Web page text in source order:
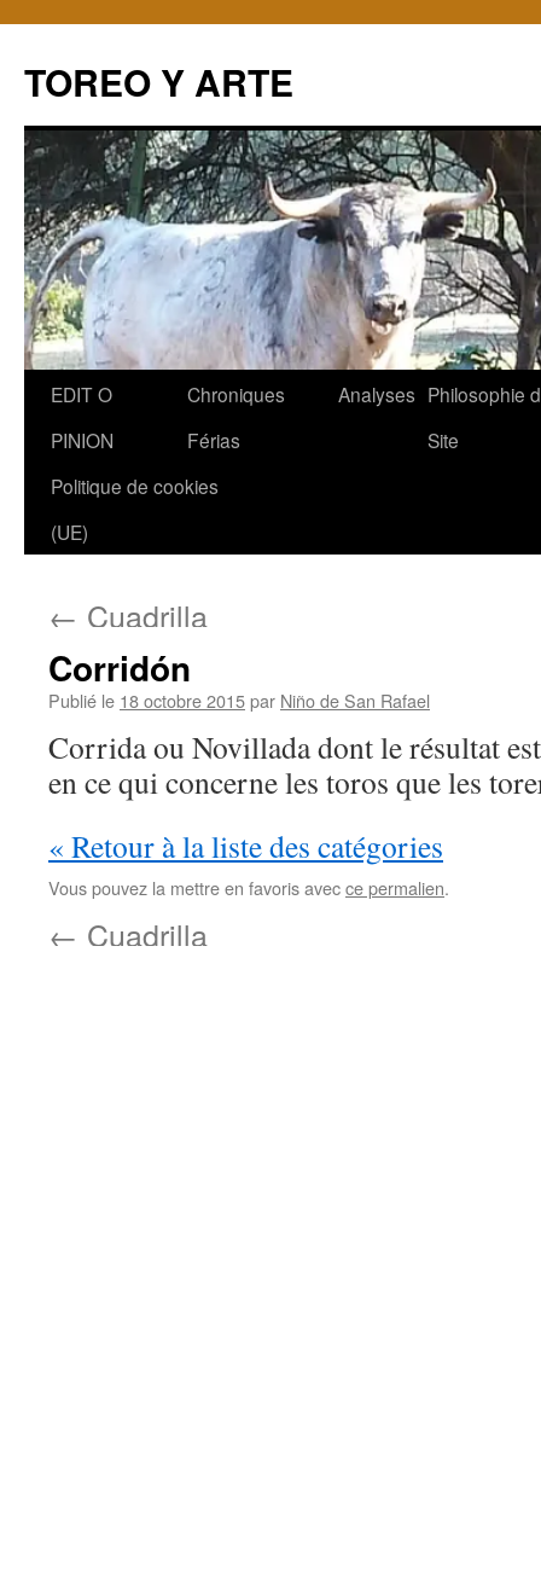
TOREO Y ARTE
Aller
contenu
EDIT O
PINION
Chroniques
Férias
Analyses Philosophie
Site
Politique de cookies
(UE)
← Cuadrilla
Corridón
Publié le 18 octobre 2015par Niño de San Rafael
Corrida ou Novillada dont le résultat
en ce qui concerne les toros que les
« Retour à la liste des catégories
Vous pouvez la mettre en favoris avecce permalien.
← Cuadrilla